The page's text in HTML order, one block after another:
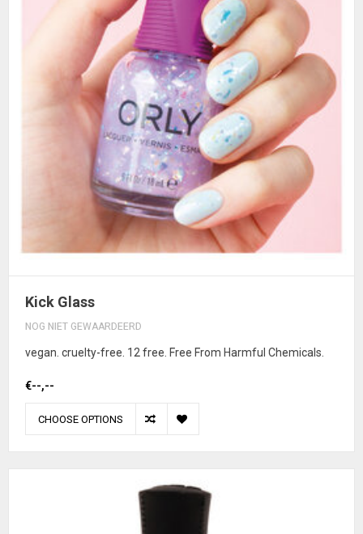
Kick Glass
NOG NIET GEWAARDEERD
vegan. cruelty-free. 12 free. Free From Harmful Chemicals.
€--,--
CHOOSE OPTIONS